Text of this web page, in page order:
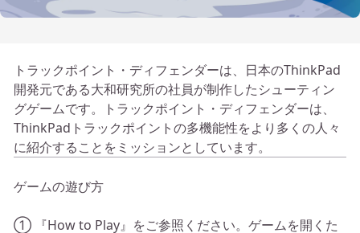
トラックポイント・ディフェンダーは、日本のThinkPad
開発元である大和研究所の社員が制作したシューティン
グゲームです。トラックポイント・ディフェンダーは、
ThinkPadトラックポイントの多機能性をより多くの人々
に紹介することをミッションとしています。
ゲームの遊び方
① 『How to Play』をご参照ください。ゲームを開くた